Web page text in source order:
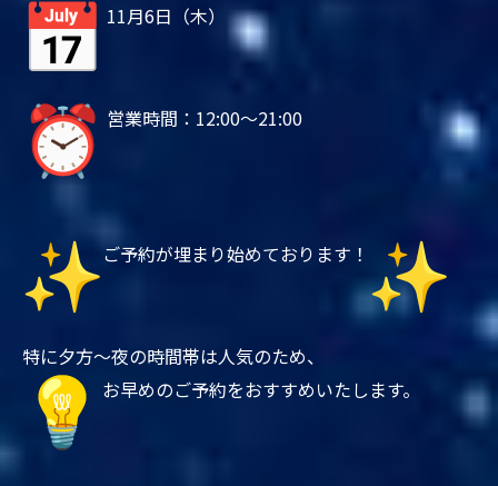
11月6日（木）
営業時間：12:00～21:00
ご予約が埋まり始めております！
特に夕方〜夜の時間帯は人気のため、
お早めのご予約をおすすめいたします。